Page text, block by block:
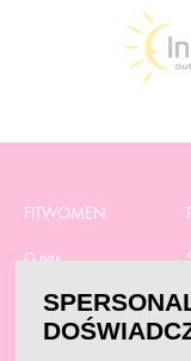
FITWOMEN
O nas
RODO
Obowiązek